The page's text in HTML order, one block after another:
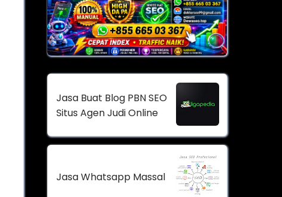
Jasa Buat Blog PBN SEO
Situs Agen Judi Online
Jasa Whatsapp Massal